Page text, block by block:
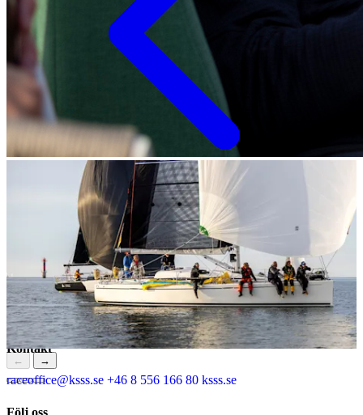
← →
Tillbaka till alla nyheter
Kontakt
raceoffice@ksss.se +46 8 556 166 80 ksss.se
Följ oss